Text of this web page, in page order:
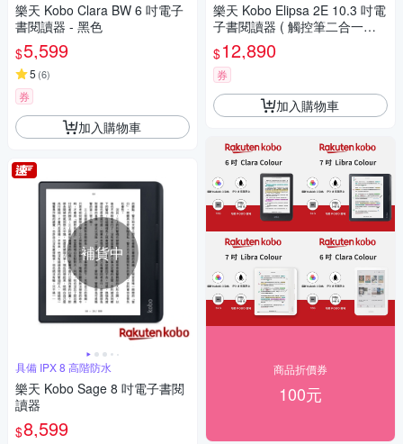
樂天 Kobo Clara BW 6 吋電子
書閱讀器 - 黑色
$5,599
5 (6)
券
加入購物車
補貨中
具備 IPX 8 高階防水
樂天 Kobo Sage 8 吋電子書閱
讀器
$8,599
樂天 Kobo Elipsa 2E 10.3 吋電
子書閱讀器 ( 觸控筆二合一套
組 )
$12,890
券
加入購物車
商品折價券
100元